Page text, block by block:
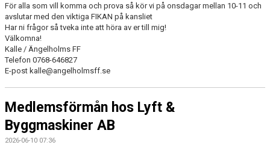
För alla som vill komma och prova så kör vi på onsdagar mellan 10-11 och
avslutar med den viktiga FIKAN på kansliet
Har ni frågor så tveka inte att höra av er till mig!
Välkomna!
Kalle / Ängelholms FF
Telefon 0768-646827
E-post kalle@angelholmsff.se
Medlemsförmån hos Lyft &
Byggmaskiner AB
2026-06-10 07:36